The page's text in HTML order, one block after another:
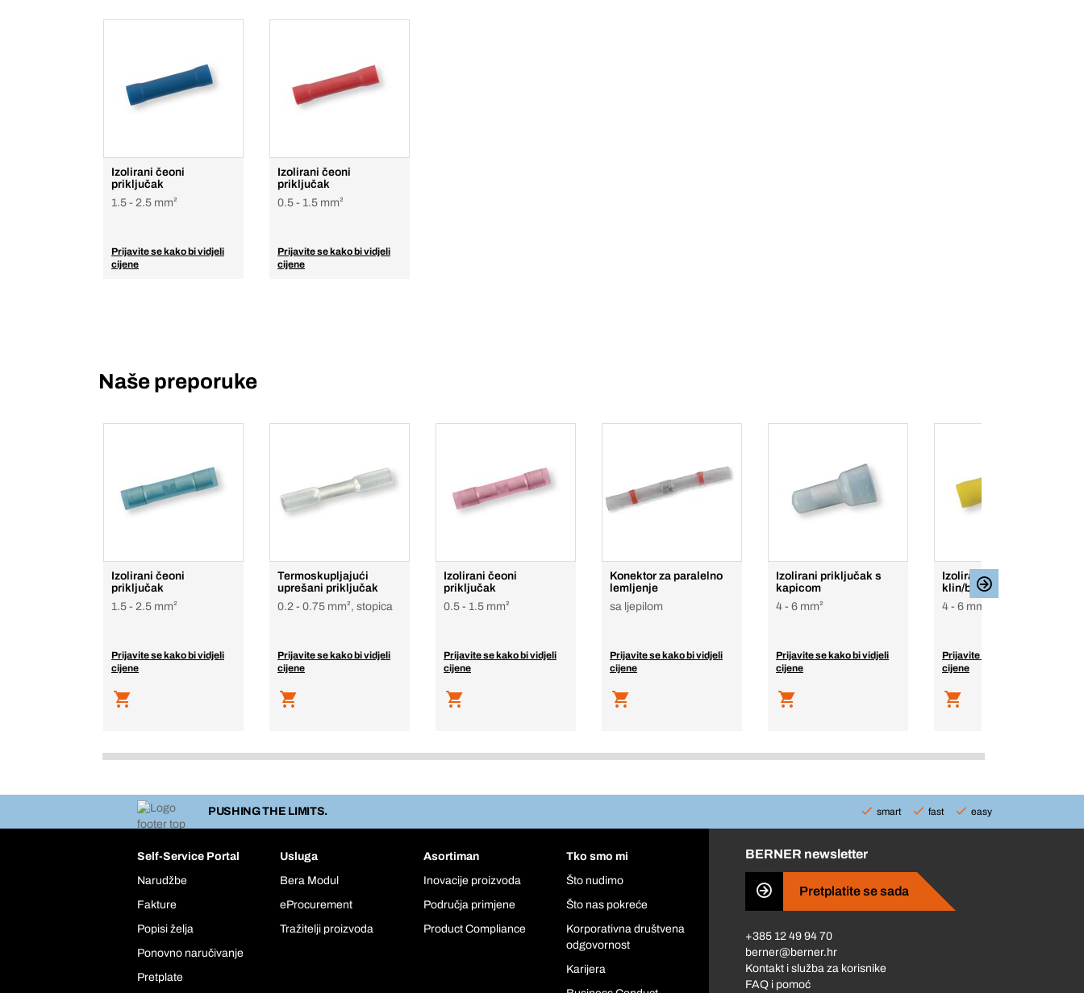
Izolirani čeoni
priključak
1.5 - 2.5 mm²
Prijavite se kako bi vidjeli
cijene
Izolirani čeoni
priključak
0.5 - 1.5 mm²
Prijavite se kako bi vidjeli
cijene
Naše preporuke
Izolirani čeoni
priključak
1.5 - 2.5 mm²
Prijavite se kako bi vidjeli
cijene
Termoskupljajući
uprešani priključak
0.2 - 0.75 mm², stopica
Prijavite se kako bi vidjeli
cijene
Izolirani čeoni
priključak
0.5 - 1.5 mm²
Prijavite se kako bi vidjeli
cijene
Konektor za paralelno
lemljenje
sa ljepilom
Prijavite se kako bi vidjeli
cijene
Izolirani priključak s
kapicom
4 - 6 mm²
Prijavite se kako bi vidjeli
cijene
Izolirani priključak
klin/bullet
4 - 6 mm², Zatvoreno
Prijavite se kako bi vidjeli
cijene
PUSHING THE LIMITS. smart fast easy
Self-Service Portal
Narudžbe
Fakture
Popisi želja
Ponovno naručivanje
Pretplate
Usluga
Bera Modul
eProcurement
Tražitelji proizvoda
Asortiman
Inovacije proizvoda
Područja primjene
Product Compliance
Tko smo mi
Što nudimo
Što nas pokreće
Korporativna društvena
odgovornost
Karijera
BERNER newsletter
Pretplatite se sada
+385 12 49 94 70
berner@berner.hr
Kontakt i služba za korisnike
FAQ i pomoć